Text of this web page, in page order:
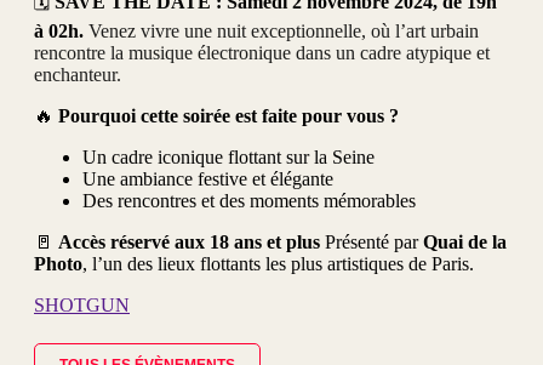
à 02h. Venez vivre une nuit exceptionnelle, où l’art urbain
rencontre la musique électronique dans un cadre atypique et
enchanteur.
🔥 Pourquoi cette soirée est faite pour vous ?
Un cadre iconique flottant sur la Seine
Une ambiance festive et élégante
Des rencontres et des moments mémorables
🚪 Accès réservé aux 18 ans et plus Présenté parQuai de la
Photo, l’un des lieux flottants les plus artistiques de Paris.
SHOTGUN